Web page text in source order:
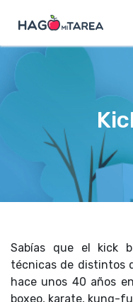
Sabías que el kick
técnicas de distintos
hace unos 40 años
boxeo, karate, kung-